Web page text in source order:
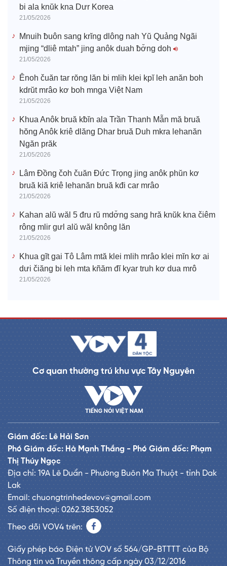
bi ala knŭk kna Dưr Korea
21/05/2026
Mnuih ƀuôn sang krĭng dlông nah Yŭ Quảng Ngãi
mjing “dliê mtah” jing anôk duah ƀơ̆ng doh
21/05/2026
Ênoh čuăn tar rŏng lăn bi mlih klei kpĭ leh anăn boh
kdrŭt mrâo kơ boh mnga Việt Nam
21/05/2026
Khua Anôk bruă kƀĭn ala Trần Thanh Mẫn mă bruă
hŏng Anôk kriê dlăng Dhar bruă Duh mkra lehanăn
Ngăn prăk
21/05/2026
Lâm Đồng čoh čuăn Đức Trọng jing anôk phŭn kơ
bruă kiă kriê lehanăn bruă kđi car mrâo
21/05/2026
Kahan alŭ wăl 5 đru rŭ mdơ̆ng sang hră knŭk kna čiêm
rông mlir gưl alŭ wăl knông lăn
21/05/2026
Khua gĭt gai Tô Lâm mtă klei mlih mrâo klei mĭn kơ ai
dưi čiăng bi leh mta kñăm đĭ kyar truh kơ dua mrô
21/05/2026
Cơ quan thường trú khu vực Tây Nguyên
Giám đốc: Lê Hải Sơn
Phó Giám đốc: Hà Mạnh Thắng - Phó Giám đốc: Phạm
Thị Thúy Ngọc
Địa chỉ: 19A Lê Duẩn - Phường Buôn Ma Thuột - tỉnh Dak
Lak
Email: chuongtrinhedevov@gmail.com
Số điện thoại: 0262.3853052
Theo dõi VOV4 trên:
Giấy phép báo Điện tử VOV số 564/GP-BTTTT của Bộ
Thông tin và Truyền thông cấp ngày 03/12/2016